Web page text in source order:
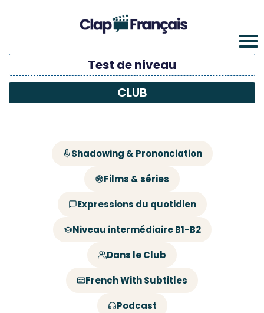
Test de niveau
CLUB
Shadowing & Prononciation
Films & séries
Expressions du quotidien
Niveau intermédiaire B1-B2
Dans le Club
French With Subtitles
Podcast